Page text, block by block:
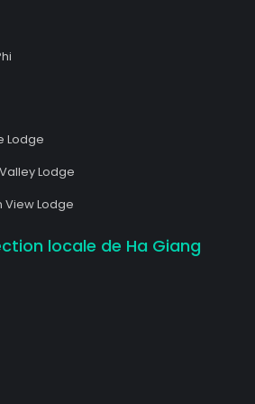
Lodge
Lodge
View Lodge
locale de Ha Giang